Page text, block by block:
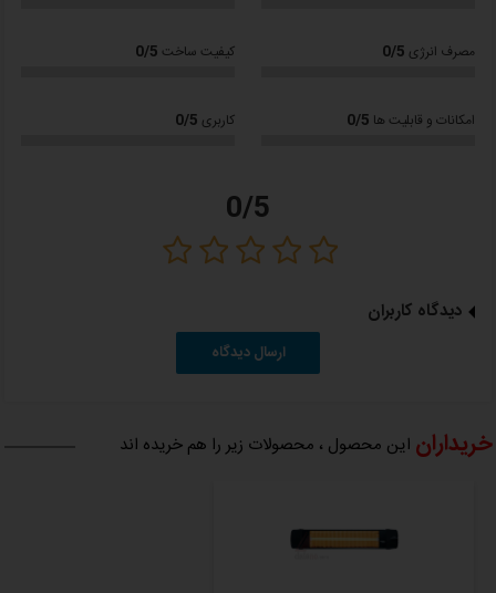
وزن 3 کیلوگرم
لطفاتوجه داشته باشید
کلیه کالاهای عرضه شده در دالانو اصل بوده و دارای گارانتی از شرکتهای
مصرف انرژی 0/5 کیفیت ساخت 0/5
امکانات و قابلیت ها 0/5 کاربری 0/5
0/5
دیدگاه کاربران
ارسال دیدگاه
خریداران این محصول ، محصولات زیر را هم خریده اند